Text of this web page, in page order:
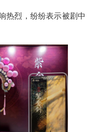
热烈，纷纷表示被剧中